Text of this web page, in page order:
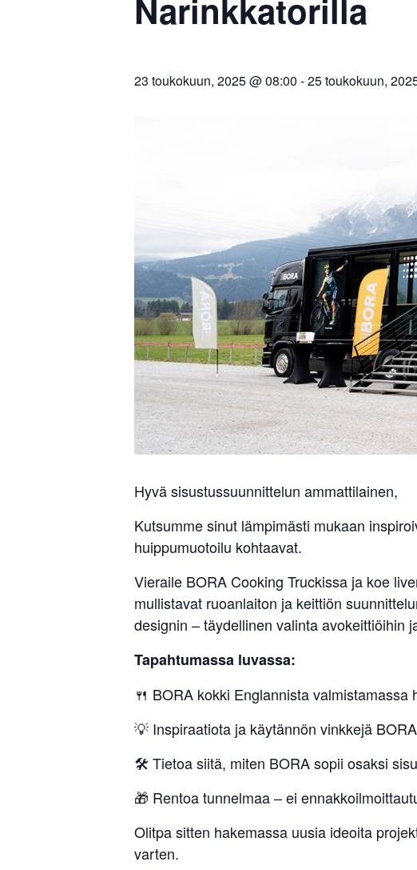
Narinkkatorilla
23 toukokuun, 2025 @ 08:00 -25 toukokuun,
Hyvä sisustussuunnittelun ammattilainen,
Kutsumme sinut lämpimästi mukaan
huippumuotoilu kohtaavat.
Vieraile BORA Cooking Truckissa ja koe
mullistavat ruoanlaiton ja keittiön
designin – täydellinen valinta avokeittiöihin
Tapahtumassa luvassa:
🍴 BORA kokki Englannista valmistamassa
💡 Inspiraatiota ja käytännön vinkkejä
🛠️ Tietoa siitä, miten BORA sopii osaksi
🎁 Rentoa tunnelmaa – ei
Olitpa sitten hakemassa uusia ideoita
varten.